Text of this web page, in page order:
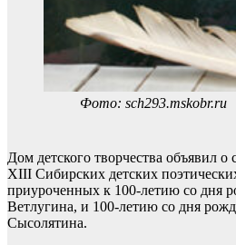
Фото: sch293.mskobr.ru
Дом детского творчества объявил о
ХIII Сибирских детских
приуроченных к 100-летию со дня
Ветлугина, и 100-летию со дня
Сысолятина.